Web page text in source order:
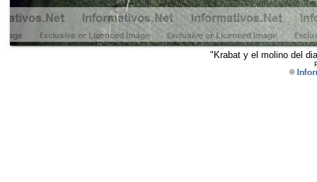
"Krabat y el molino del
©